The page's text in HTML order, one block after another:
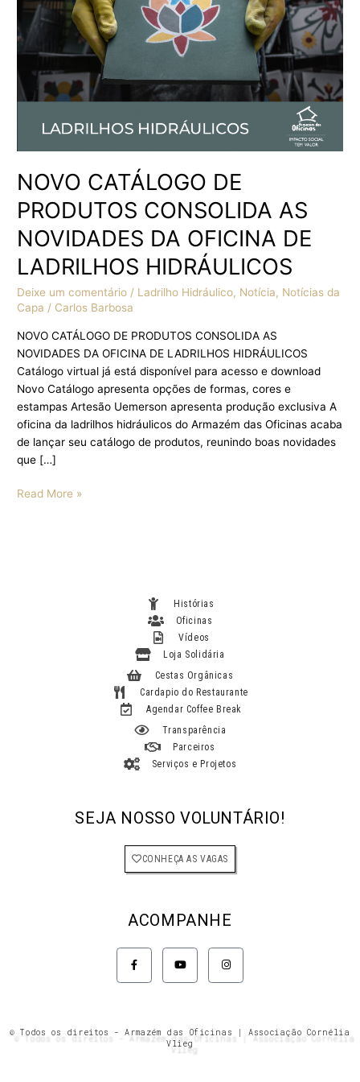
NOVO CATÁLOGO DE
PRODUTOS CONSOLIDA AS
NOVIDADES DA OFICINA DE
LADRILHOS HIDRÁULICOS
Deixe um comentário / Ladrilho Hidráulico, Notícia, Notícias da
Capa / Carlos Barbosa
NOVO CATÁLOGO DE PRODUTOS CONSOLIDA AS
NOVIDADES DA OFICINA DE LADRILHOS HIDRÁULICOS
Catálogo virtual já está disponível para acesso e download
Novo Catálogo apresenta opções de formas, cores e
estampas Artesão Uemerson apresenta produção exclusiva A
oficina da ladrilhos hidráulicos do Armazém das Oficinas acaba
de lançar seu catálogo de produtos, reunindo boas novidades
que […]
NOVIDADES
DA
OFICINA
LADRILHOS
HIDRÁULICOS
Read More »
Histórias
Oficinas
Vídeos
Loja Solidária
Cestas Orgânicas
Cardapio do Restaurante
Agendar Coffee Break
Transparência
Parceiros
Serviços e Projetos
SEJA NOSSO VOLUNTÁRIO!
CONHEÇA AS VAGAS
ACOMPANHE
F
a
c
e
-
Y
o
u
t
I
n
s
t
m
© Todos os direitos - Armazém das Oficinas | Associação Cornélia
Vlieg